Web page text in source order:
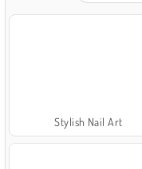
Stylish Nail Art